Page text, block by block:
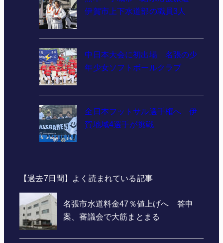
伊賀市上下水道部の職員3人
中日本大会に初出場 名張の少
年少女ソフトボールクラブ
全日本フットサル選手権へ 伊
賀地域4選手が挑戦
【過去7日間】よく読まれている記事